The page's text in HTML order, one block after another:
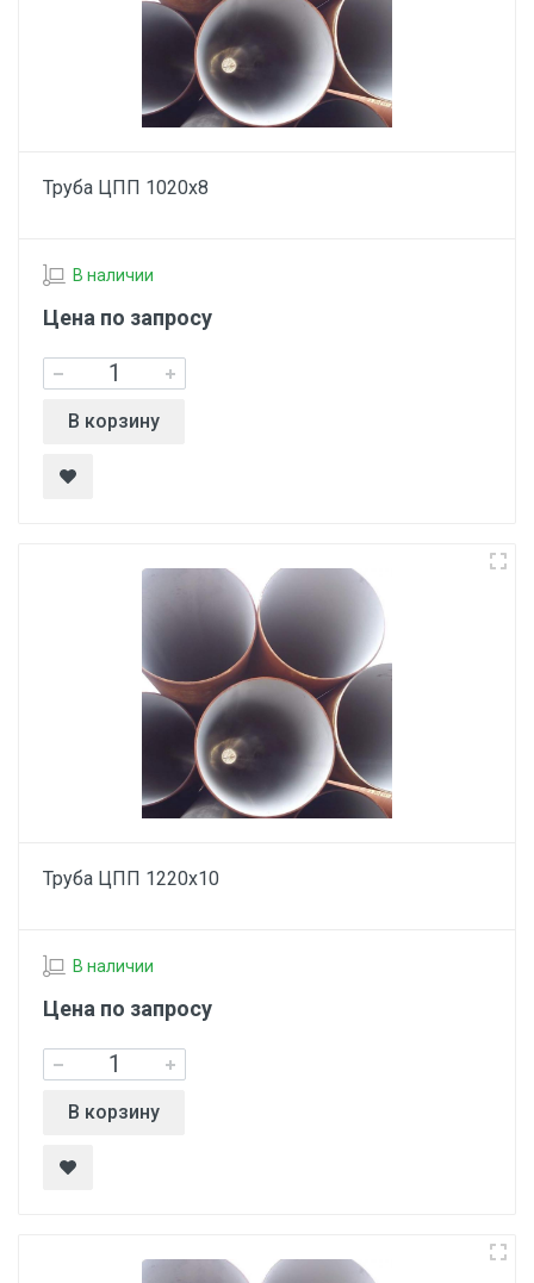
Труба ЦПП 1020х8
В наличии
Цена по запросу
В корзину
Труба ЦПП 1220х10
В наличии
Цена по запросу
В корзину